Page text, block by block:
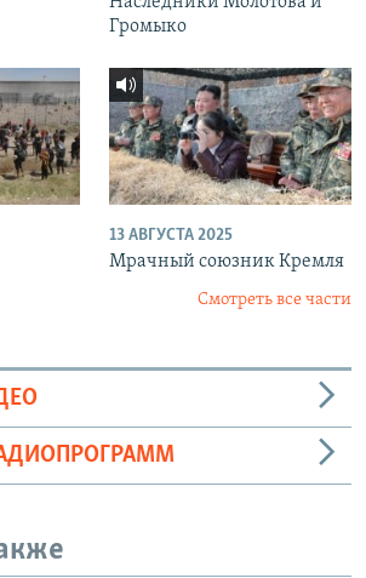
Громыко
13 АВГУСТА 2025
Мрачный союзник Кремля
Смотреть все части